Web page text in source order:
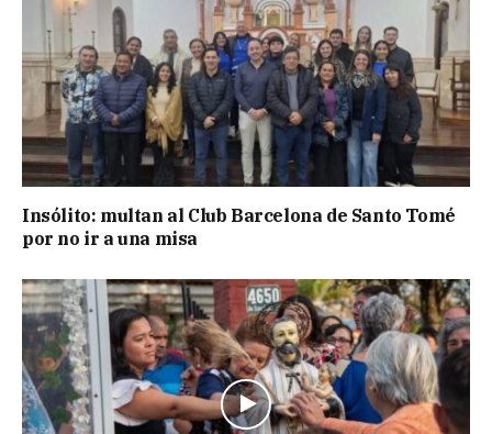
Insólito: multan al Club Barcelona de Santo Tomé
por no ir a una misa